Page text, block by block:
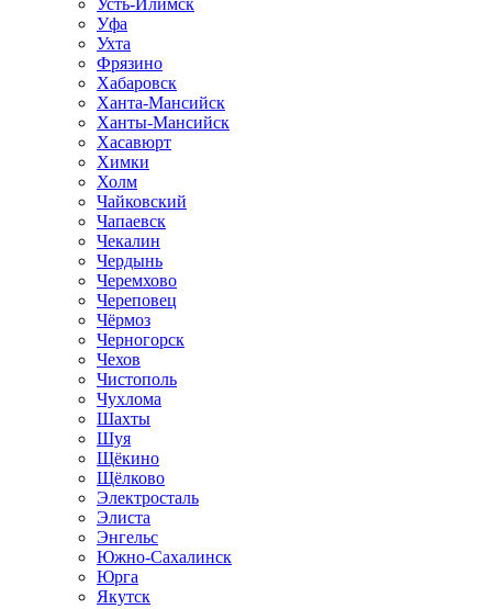
Усть-Илимск
Уфа
Ухта
Фрязино
Хабаровск
Ханта-Мансийск
Ханты-Мансийск
Хасавюрт
Химки
Холм
Чайковский
Чапаевск
Чекалин
Чердынь
Черемхово
Череповец
Чёрмоз
Черногорск
Чехов
Чистополь
Чухлома
Шахты
Шуя
Щёкино
Щёлково
Электросталь
Элиста
Энгельс
Южно-Сахалинск
Юрга
Якутск